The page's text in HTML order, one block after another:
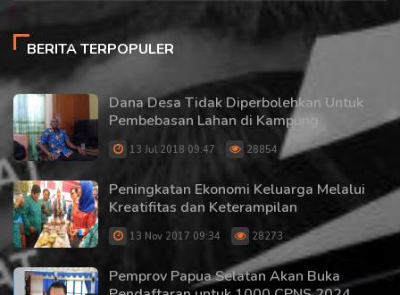
BERITA TERPOPULER
Dana Desa Tidak Diperbolehkan Untuk
Pembebasan Lahan di Kampung
13 Jul 2018 09:47 28854
Peningkatan Ekonomi Keluarga Melalui
Kreatifitas dan Keterampilan
13 Nov 2017 09:34 28273
Pemprov Papua Selatan Akan Buka